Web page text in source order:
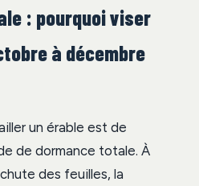
: pourquoi viser
à décembre
un érable est de
de dormance totale. À
des feuilles, la